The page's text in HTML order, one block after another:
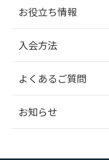
お役立ち情報
入会方法
よくあるご質問
お知らせ